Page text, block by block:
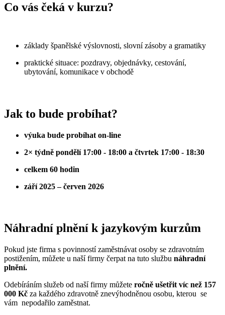
Co vás čeká v kurzu?
základy španělské výslovnosti, slovní zásoby a gramatiky
praktické situace: pozdravy, objednávky, cestování,
ubytování, komunikace v obchodě
Jak to bude probíhat?
výuka bude probíhat on-line
2× týdně pondělí 17:00 - 18:00 a čtvrtek 17:00 - 18:30
celkem 60 hodin
září 2025 – červen 2026
Náhradní plnění k jazykovým kurzům
Pokud jste firma s povinností zaměstnávat osoby se zdravotním
postižením, můžete u naší firmy čerpat na tuto službu náhradní
plnění.
Odebíráním služeb od naší firmy můžete ročně ušetřit víc než 157
000 Kč za každého zdravotně znevýhodněnou osobu, kterou se
vám nepodařilo zaměstnat.